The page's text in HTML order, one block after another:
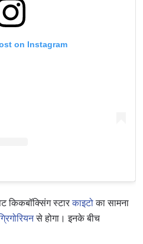
on Instagram
किकबॉक्सिंग स्टारकाइटोका सामना
से होगा। इनके बीच